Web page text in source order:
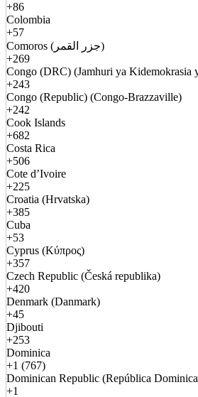
+86
Colombia
+57
Comoros (جزر القمر)
+269
Congo (DRC) (Jamhuri ya Kidemokrasia
+243
Congo (Republic) (Congo-Brazzaville)
+242
Cook Islands
+682
Costa Rica
+506
Cote d’Ivoire
+225
Croatia (Hrvatska)
+385
Cuba
+53
Cyprus (Κύπρος)
+357
Czech Republic (Česká republika)
+420
Denmark (Danmark)
+45
Djibouti
+253
Dominica
+1 (767)
Dominican Republic (República
+1